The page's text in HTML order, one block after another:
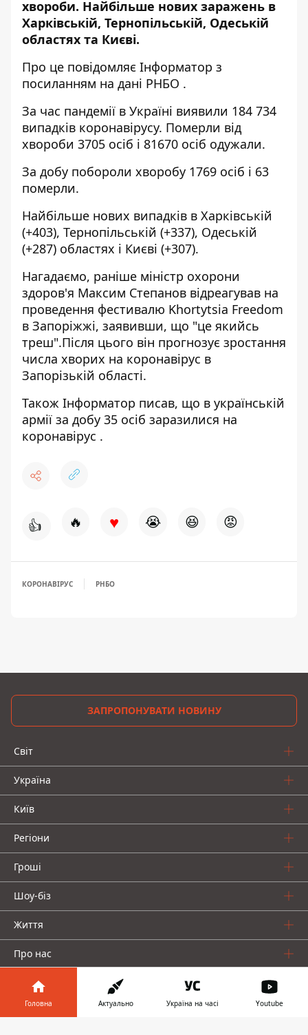
хвороби. Найбільше нових заражень в
Харківській, Тернопільській, Одеській
областях та Києві.
Про це повідомляє Інформатор з
посиланням на дані РНБО .
За час пандемії в Україні виявили 184 734
випадків коронавірусу. Померли від
хвороби 3705 осіб і 81670 осіб одужали.
За добу побороли хворобу 1769 осіб і 63
померли.
Найбільше нових випадків в Харківській
(+403), Тернопільській (+337), Одеській
(+287) областях і Києві (+307).
Нагадаємо, раніше міністр охорони
здоров'я Максим Степанов відреагував на
проведення фестивалю Khortytsia Freedom
в Запоріжжі, заявивши, що "це якийсь
треш".Після цього він прогнозує зростання
числа хворих на коронавірус в
Запорізькій області.
Також Інформатор писав, що в українській
армії за добу 35 осіб заразилися на
коронавірус .
👍 🔥 ♥ 😭 😆 😡
КОРОНАВІРУС РНБО
ЗАПРОПОНУВАТИ НОВИНУ
Світ
Україна
Київ
Регіони
Гроші
Шоу-біз
Життя
Про нас
Головна Актуально Україна на часі Youtube